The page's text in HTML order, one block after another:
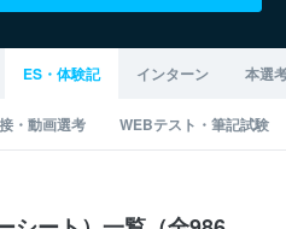
ES・体験記 インターン 本選
・動画選考 WEBテスト・筆記試験